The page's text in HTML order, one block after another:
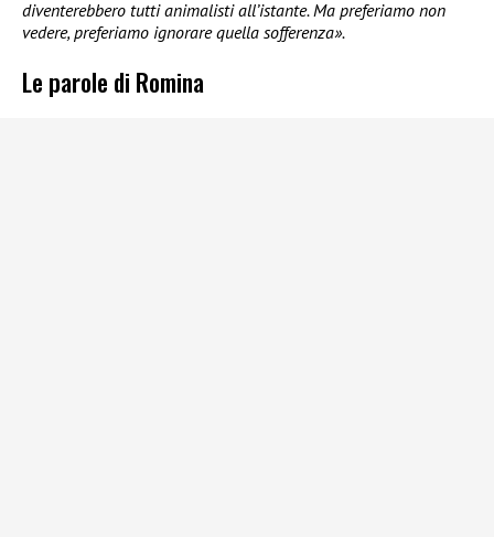
diventerebbero tutti animalisti all’istante. Ma preferiamo non
vedere, preferiamo ignorare quella sofferenza».
Le parole di Romina